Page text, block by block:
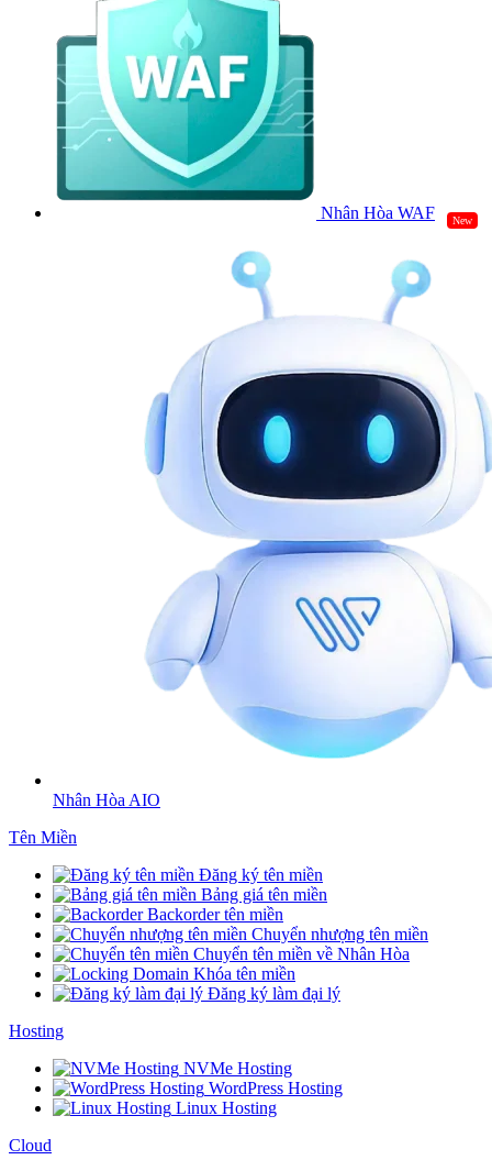
Nhân Hòa WAF New
Nhân Hòa AIO
Tên Miền
Đăng ký tên miền
Bảng giá tên miền
Backorder tên miền
Chuyển nhượng tên miền
Chuyển tên miền về Nhân Hòa
Khóa tên miền
Đăng ký làm đại lý
Hosting
NVMe Hosting
WordPress Hosting
Linux Hosting
Cloud